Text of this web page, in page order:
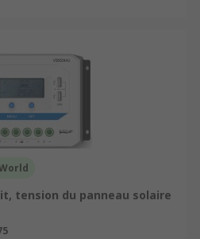
tension du panneau solaire